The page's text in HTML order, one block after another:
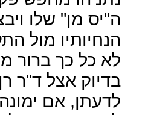
ה"יס מן" שלו
הנחיותיו מול
לא כל כך ברור
בדיוק אצל ד"ר
לדעתן, אם